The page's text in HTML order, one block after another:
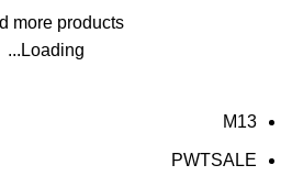
M13
PWTSALE
more products
Loading...